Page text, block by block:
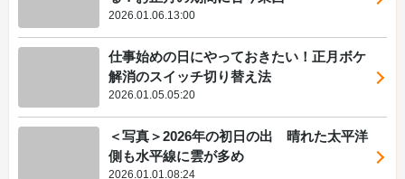
2026.01.06.13:00
仕事始めの日にやっておきたい！正月ボケ
解消のスイッチ切り替え法
2026.01.05.05:20
＜写真＞2026年の初日の出 晴れた太平洋
側も水平線に雲が多め
2026.01.01.08:24